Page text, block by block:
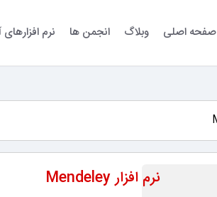
صفحه اصلی وبلاگ انجمن ها نرم افزارهای
نرم افزار Mendeley